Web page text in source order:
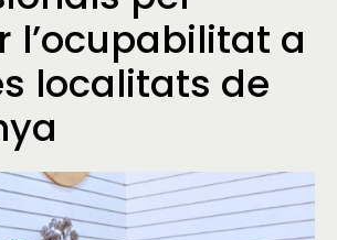
l’ocupabilitat a
localitats de